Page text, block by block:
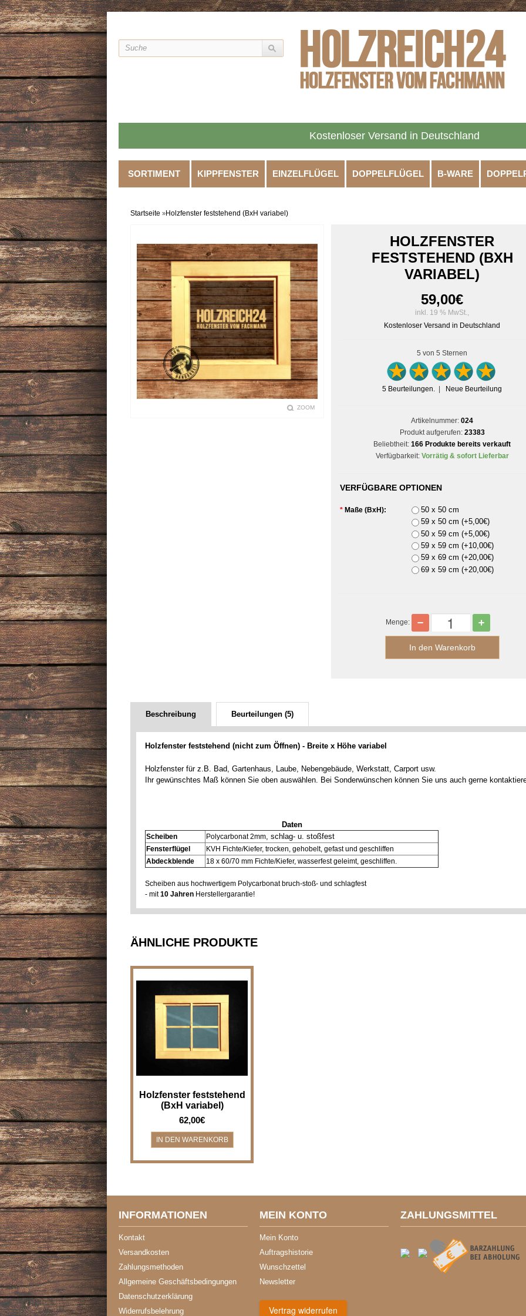
Kostenloser Versand in Deutschland
SORTIMENT KIPPFENSTER EINZELFLÜGEL DOPPELFLÜGEL B-WARE
Startseite »Holzfenster feststehend (BxH variabel)
ZOOM
HOLZFENSTER
FESTSTEHEND (BXH
VARIABEL)
59,00€
inkl. 19 % MwSt.,
Kostenloser Versand in Deutschland
5 von 5 Sternen
5 Beurteilungen. Neue Beurteilung
Artikelnummer: 024
Produkt aufgerufen:23383
Beliebtheit: 166 Produkte bereits verkauft
Verfügbarkeit: Vorrätig & sofort Lieferbar
VERFÜGBARE OPTIONEN
* Maße (BxH):
50 x 50 cm
59 x 50 cm (+5,00€)
50 x 59 cm (+5,00€)
59 x 59 cm (+10,00€)
59 x 69 cm (+20,00€)
69 x 59 cm (+20,00€)
Menge:
Beschreibung Beurteilungen (5)
Holzfenster feststehend (nicht zum Öffnen) - Breite x Höhe variabel
Holzfenster für z.B. Bad, Gartenhaus, Laube, Nebengebäude, Werkstatt, Carport usw.
Ihr gewünschtes Maß können Sie oben auswählen. Bei Sonderwünschen können Sie uns auch gerne
Daten
Scheiben Polycarbonat 2mm , schlag- u. stoßfest
Fensterflügel
KVH Fichte/Kiefer, trocken, gehobelt, gefast und geschliffen
Abdeckblende
18 x 60/70 mm Fichte/Kiefer, wasserfest geleimt, geschliffen.
Scheiben aus hochwertigem Polycarbonat bruch-stoß- und schlagfest
- mit10 Jahren Herstellergarantie!
ÄHNLICHE PRODUKTE
Holzfenster feststehend (nicht
zum Öffnen) - Breite x Höhe
variabel Holzfenster für z.B.
Holzfenster feststehend
(BxH variabel)
62,00€
INFORMATIONEN
Kontakt
Versandkosten
Zahlungsmethoden
Allgemeine Geschäftsbedingungen
Datenschutzerklärung
Widerrufsbelehrung
MEIN KONTO
Mein Konto
Auftragshistorie
Wunschzettel
Newsletter
Vertrag widerrufen
ZAHLUNGSMITTEL